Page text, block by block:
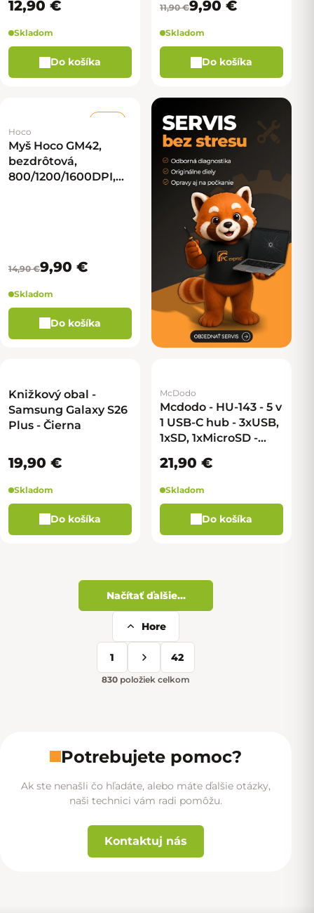
12,90 €
Skladom
Do košíka
11,90 €9,90 €
Skladom
Do košíka
Hoco
Myš Hoco GM42,
bezdrôtová,
800/1200/1600DPI,
14,90 €9,90 €
Skladom
Do košíka
Knižkový obal -
Samsung Galaxy S26
Plus - Čierna
19,90 €
Skladom
Do košíka
McDodo
Mcdodo - HU-143 - 5 v
1 USB-C hub - 3xUSB,
1xSD, 1xMicroSD -
21,90 €
Skladom
Do košíka
Ovládacie prvky výpisu
Načítať ďalšie...
1 42
830 položiek celkom
Hore
Potrebujete pomoc?
Ak ste nenašli čo hľadáte, alebo máte ďalšie otázky,
naši technici vám radi pomôžu.
Kontaktuj nás